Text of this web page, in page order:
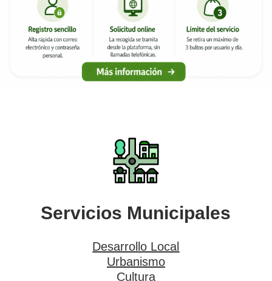
Servicios Municipales
Desarrollo Local
Urbanismo
Cultura